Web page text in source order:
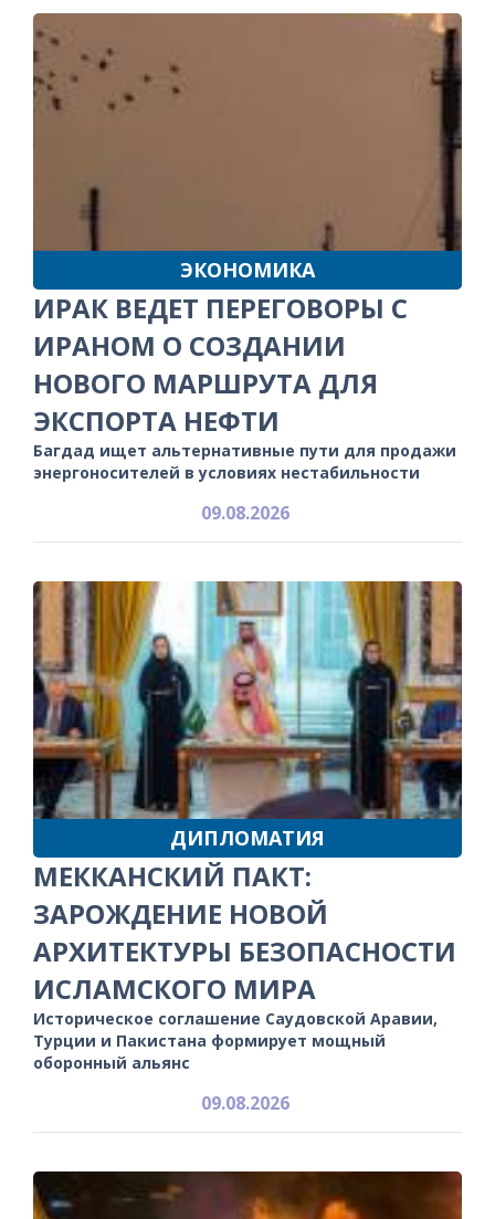
ЭКОНОМИКА
ИРАК ВЕДЕТ ПЕРЕГОВОРЫ С
ИРАНОМ О СОЗДАНИИ
НОВОГО МАРШРУТА ДЛЯ
ЭКСПОРТА НЕФТИ
Багдад ищет альтернативные пути для продажи
энергоносителей в условиях нестабильности
09.08.2026
ДИПЛОМАТИЯ
МЕККАНСКИЙ ПАКТ:
ЗАРОЖДЕНИЕ НОВОЙ
АРХИТЕКТУРЫ БЕЗОПАСНОСТИ
ИСЛАМСКОГО МИРА
Историческое соглашение Саудовской Аравии,
Турции и Пакистана формирует мощный
оборонный альянс
09.08.2026